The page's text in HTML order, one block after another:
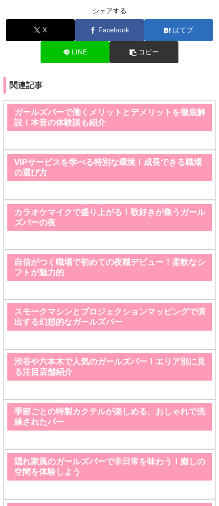
シェアする
X Facebook はてブ
LINE コピー
関連記事
ガールズバーで働くメリットとデメリットを徹底解
説！本音の体験談も紹介
VIPサービスを学べる特別な環境！成長できる職場
の選び方
カラオケマイクで盛り上がる！歌好きが集うガール
ズバーの夜
自信がつく職場で初めての夜職デビュー！柔軟なシ
フトが魅力的
スモークマシンとプロジェクションマッピングで演
出する幻想的なガールズバー
渋谷や六本木で人気のガールズバー！エリア別に見
る注目店舗紹介
季節ごとの特製カクテルが楽しめる、おしゃれで洗
練されたバー
隠れ家風のガールズバーで非日常を味わう！癒しの
空間を体験しよう